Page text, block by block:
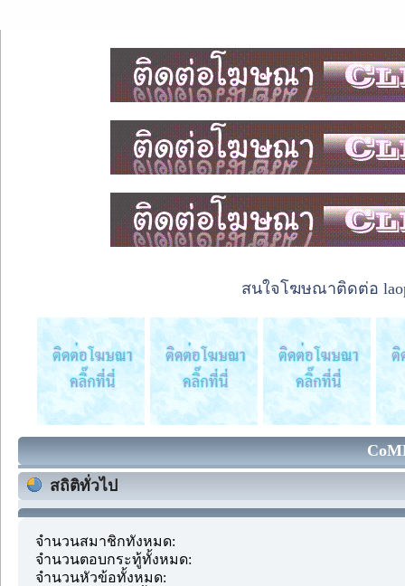
สนใจโฆษณาติดต่อ
สถิติทั่วไป
จำนวนสมาชิกทั้งหมด:
จำนวนตอบกระทู้ทั้งหมด:
จำนวนหัวข้อทั้งหมด: